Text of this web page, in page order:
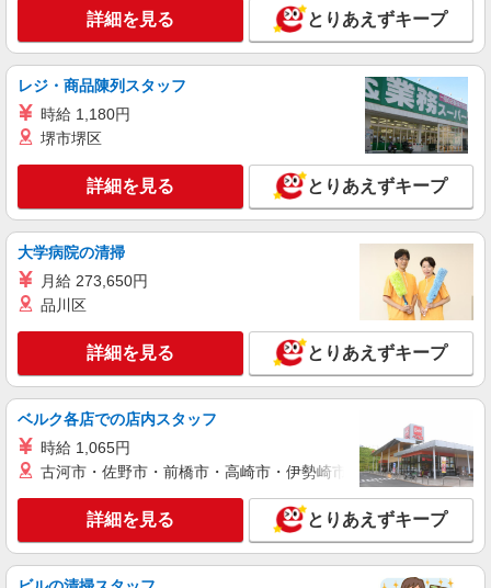
組立、検品など
山口県下関市 ＊車・バイク通勤OK
詳細を見る
派遣社員
株式会社テクノ・サービス/お仕事No/0917360
時給1700円交通費全額支給
山口県下関市 ＊車・バイク通勤OK
キープ 詳細を見る
派遣社員
株式会社テクノ・サービス/お仕事No/0876982
バリ取り業務など
時給1300円交通費全額支給
山口県下関市 ＊車・バイク通勤OK
詳細を見る とりあえずキープ
レジ・商品陳列スタッフ
時給 1,180円
堺市堺区
詳細を見る とりあえずキープ
大学病院の清掃
月給 273,650円
品川区
詳細を見る とりあえずキープ
ベルク各店での店内スタッフ
時給 1,065円
古河市・佐野市・前橋市・高崎市・伊勢崎市・太田市・館林市
詳細を見る とりあえずキープ